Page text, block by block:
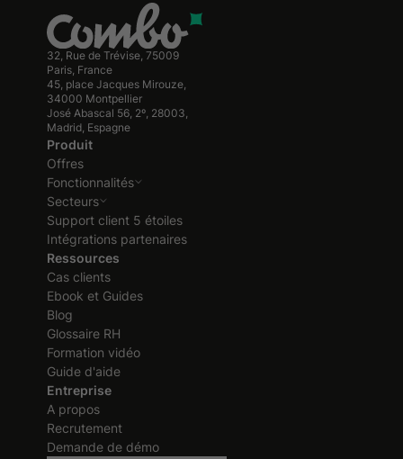
32, Rue de Trévise, 75009
Paris, France
45, place Jacques Mirouze,
34000 Montpellier
José Abascal 56, 2º, 28003,
Madrid, Espagne
Produit
Offres
Fonctionnalités
Secteurs
Support client 5 étoiles
Intégrations partenaires
Ressources
Cas clients
Ebook et Guides
Blog
Glossaire RH
Formation vidéo
Guide d'aide
Entreprise
A propos
Recrutement
Demande de démo